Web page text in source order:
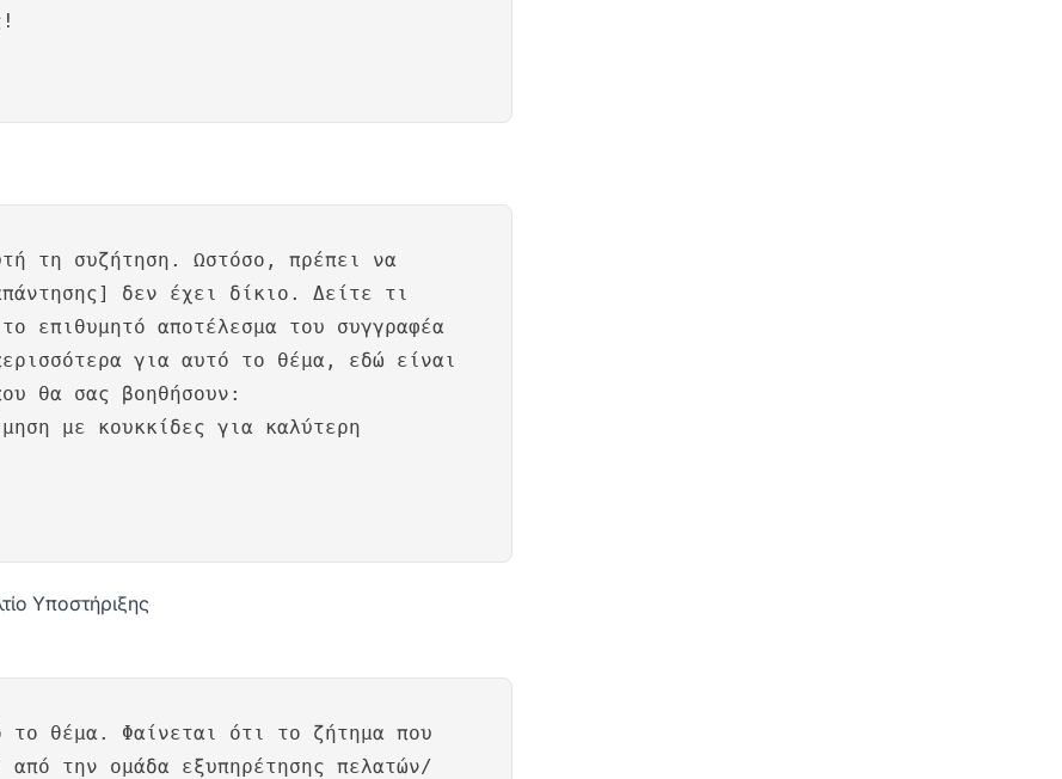
τη συζήτηση. Ωστόσο, πρέπει να
δεν έχει δίκιο. Δείτε τι
επιθυμητό αποτέλεσμα του συγγραφέα
για αυτό το θέμα, εδώ είναι
θα σας βοηθήσουν:
με κουκκίδες για καλύτερη
Υποστήριξης
το θέμα. Φαίνεται ότι το ζήτημα που
από την ομάδα εξυπηρέτησης πελατών/